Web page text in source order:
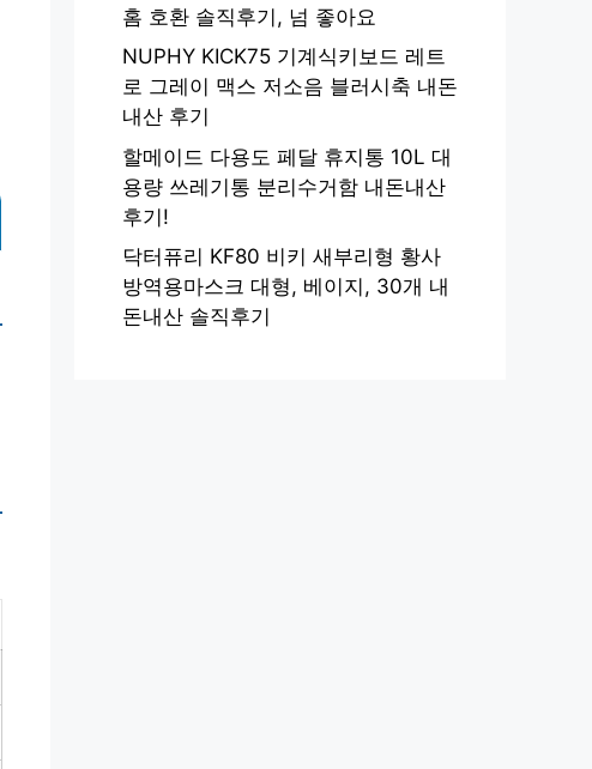
홈 호환 솔직후기, 넘 좋아요
NUPHY KICK75 기계식키보드 레트
로 그레이 맥스 저소음 블러시축 내돈
내산 후기
할메이드 다용도 페달 휴지통 10L 대
용량 쓰레기통 분리수거함 내돈내산
후기!
닥터퓨리 KF80 비키 새부리형 황사
방역용마스크 대형, 베이지, 30개 내
돈내산 솔직후기